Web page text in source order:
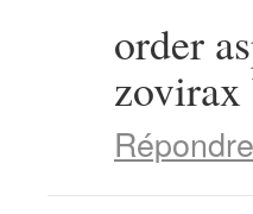
order
Répondre